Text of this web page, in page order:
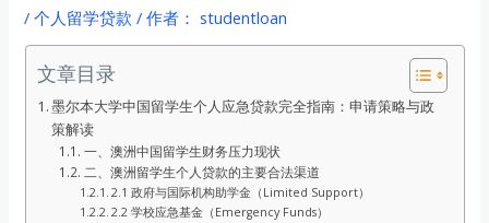
/个人留学贷款 / 作者： studentloan
文章目录
墨尔本大学中国留学生个人应急贷款完全指南：申请策略与政
策解读
一、澳洲中国留学生财务压力现状
二、澳洲留学生个人贷款的主要合法渠道
2.1 政府与国际机构助学金（Limited Support）
2.2 学校应急基金（Emergency Funds）